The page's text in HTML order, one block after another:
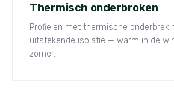
Thermisch onderbroken
Profielen met thermische
uitstekende isolatie — warm in de
zomer.